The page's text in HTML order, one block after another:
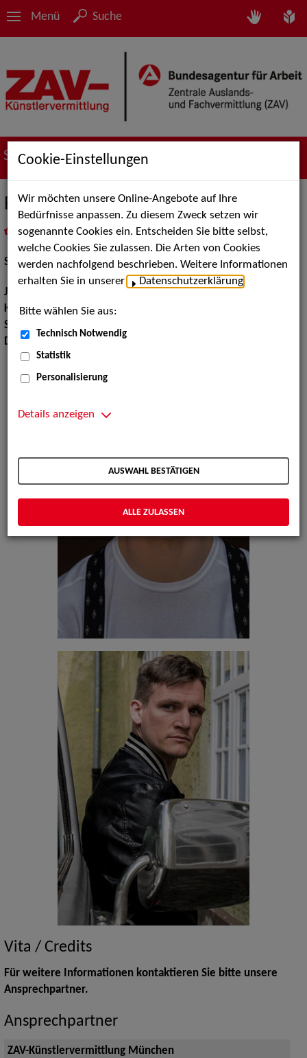
Menü Suche
Suche nach Künstler*innen
Frederik Bott
als PDF speichern
inMeine Merklistelegen
Schauspiel:Bühne
Jahrgang:
Körpergröße:180 cm
Sprachen:
Dialekte:
Vita / Credits
Für weitere Informationen kontaktieren Sie bitte unsere
Ansprechpartner.
Ansprechpartner
ZAV-Künstlervermittlung München
Cookie-Einstellungen
Wir möchten unsere Online-Angebote auf Ihre
Bedürfnisse anpassen. Zu diesem Zweck setzen wir
sogenannte Cookies ein. Entscheiden Sie bitte selbst,
welche Cookies Sie zulassen. Die Arten von Cookies
werden nachfolgend beschrieben. Weitere Informationen
erhalten Sie in unserer
Datenschutzerklärung
Bitte wählen Sie aus:
Technisch Notwendig
Statistik
Personalisierung
Details anzeigen
AUSWAHL BESTÄTIGEN
ALLE ZULASSEN